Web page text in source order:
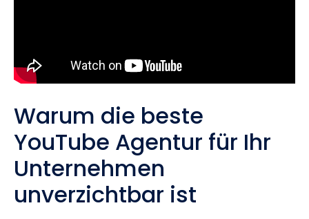
Warum die beste
YouTube Agentur für Ihr
Unternehmen
unverzichtbar ist